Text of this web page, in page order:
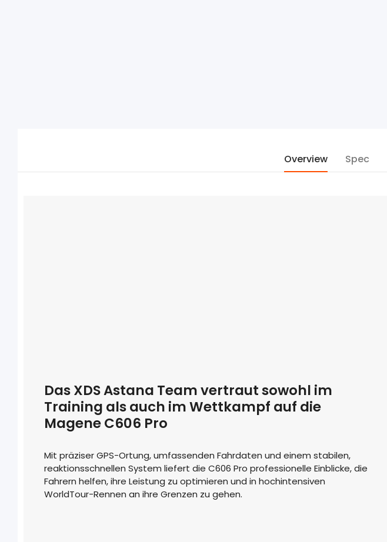
Overview Spec
Das XDS Astana Team vertraut sowohl im
Training als auch im Wettkampf auf die
Magene C606 Pro
Mit präziser GPS-Ortung, umfassenden Fahrdaten und einem stabilen,
reaktionsschnellen System liefert die C606 Pro professionelle Einblicke, die
Fahrern helfen, ihre Leistung zu optimieren und in hochintensiven
WorldTour-Rennen an ihre Grenzen zu gehen.